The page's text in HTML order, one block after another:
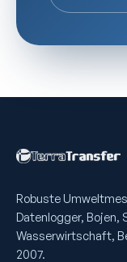
Robuste
Datenlogger, Bojen,
Wasserwirtschaft,
2007.